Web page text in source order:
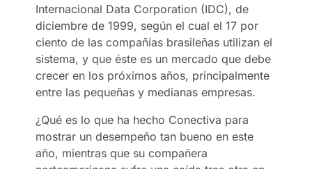
Internacional Data Corporation (IDC), de
diciembre de 1999, según el cual el 17 por
ciento de las compañías brasileñas utilizan el
sistema, y que éste es un mercado que debe
crecer en los próximos años, principalmente
entre las pequeñas y medianas empresas.
¿Qué es lo que ha hecho Conectiva para
mostrar un desempeño tan bueno en este
año, mientras que su compañera